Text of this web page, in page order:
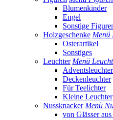
Blumenkinder
Engel
Sonstige
Holzgeschenke Menü
Osterartikel
Sonstiges
Leuchter Menü
Adventsleuchter
Deckenleuchter
Für Teelichter
Kleine Leuchter
Nussknacker Menü
von Glässer